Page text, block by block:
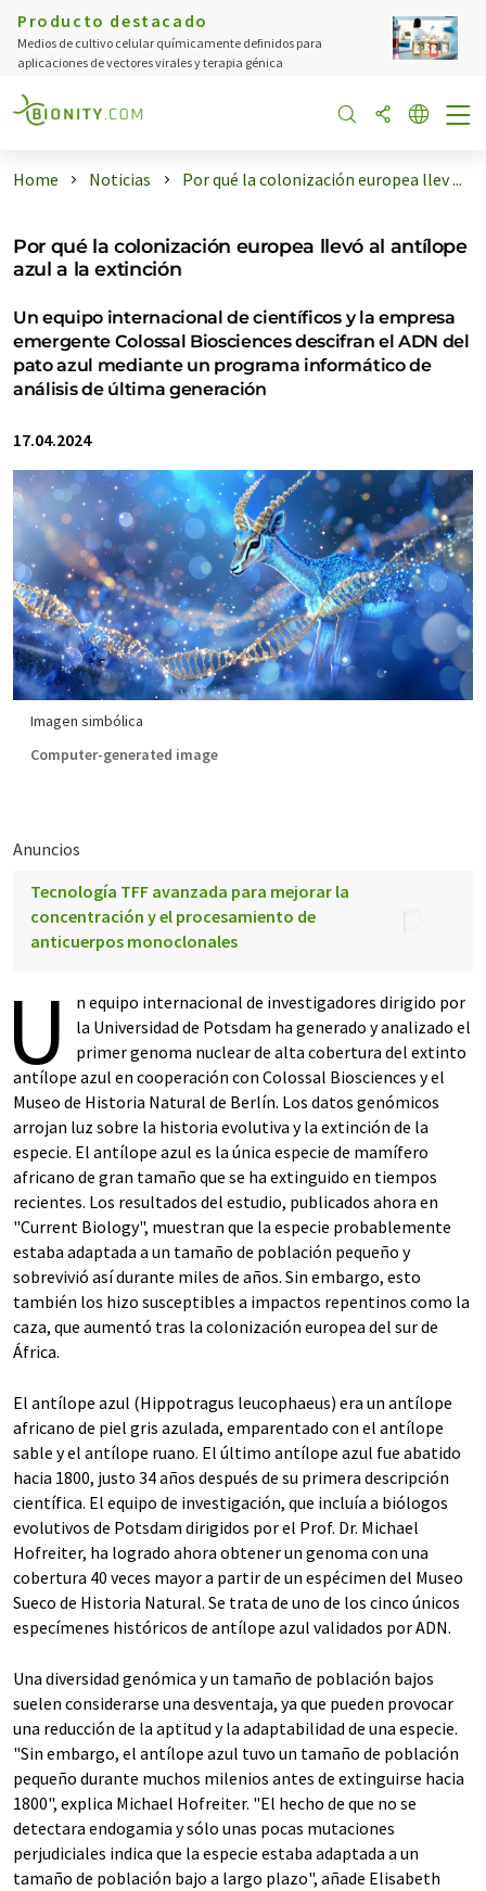
Producto destacado
Medios de cultivo celular químicamente definidos para
aplicaciones de vectores virales y terapia génica
Home Noticias Por qué la colonización europea llev ...
Por qué la colonización europea llevó al antílope
azul a la extinción
Un equipo internacional de científicos y la empresa
emergente Colossal Biosciences descifran el ADN del
pato azul mediante un programa informático de
análisis de última generación
17.04.2024
Imagen simbólica
Computer-generated image
Anuncios
Tecnología TFF avanzada para mejorar la
concentración y el procesamiento de
anticuerpos monoclonales
U
n equipo internacional de investigadores dirigido por
la Universidad de Potsdam ha generado y analizado el
primer genoma nuclear de alta cobertura del extinto
antílope azul en cooperación con Colossal Biosciences y el
Museo de Historia Natural de Berlín. Los datos genómicos
arrojan luz sobre la historia evolutiva y la extinción de la
especie. El antílope azul es la única especie de mamífero
africano de gran tamaño que se ha extinguido en tiempos
recientes. Los resultados del estudio, publicados ahora en
"Current Biology", muestran que la especie probablemente
estaba adaptada a un tamaño de población pequeño y
sobrevivió así durante miles de años. Sin embargo, esto
también los hizo susceptibles a impactos repentinos como la
caza, que aumentó tras la colonización europea del sur de
África.
El antílope azul (Hippotragus leucophaeus) era un antílope
africano de piel gris azulada, emparentado con el antílope
sable y el antílope ruano. El último antílope azul fue abatido
hacia 1800, justo 34 años después de su primera descripción
científica. El equipo de investigación, que incluía a biólogos
evolutivos de Potsdam dirigidos por el Prof. Dr. Michael
Hofreiter, ha logrado ahora obtener un genoma con una
cobertura 40 veces mayor a partir de un espécimen del Museo
Sueco de Historia Natural. Se trata de uno de los cinco únicos
especímenes históricos de antílope azul validados por ADN.
Una diversidad genómica y un tamaño de población bajos
suelen considerarse una desventaja, ya que pueden provocar
una reducción de la aptitud y la adaptabilidad de una especie.
"Sin embargo, el antílope azul tuvo un tamaño de población
pequeño durante muchos milenios antes de extinguirse hacia
1800", explica Michael Hofreiter. "El hecho de que no se
detectara endogamia y sólo unas pocas mutaciones
perjudiciales indica que la especie estaba adaptada a un
tamaño de población bajo a largo plazo", añade Elisabeth